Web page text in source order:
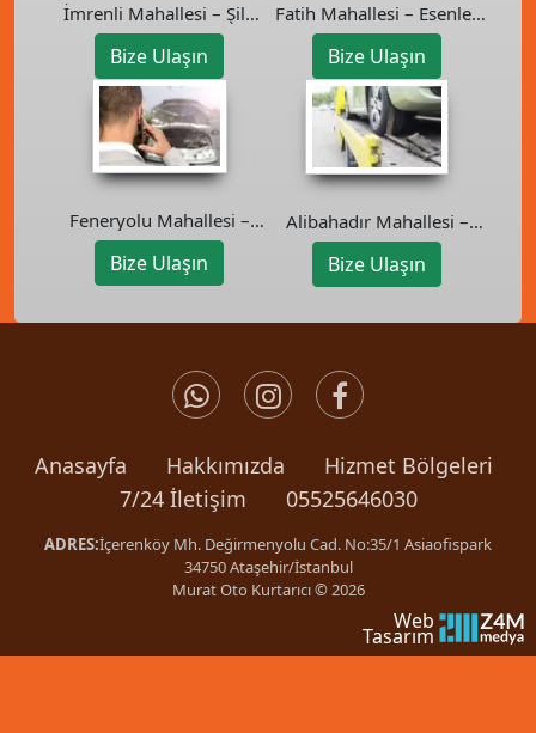
İmrenli Mahallesi – Şile
Oto Kurtarıcı
Bize Ulaşın
Fatih Mahallesi – Esenler
Oto Kurtarıcı
Bize Ulaşın
Feneryolu Mahallesi –
Kadıköy Oto Kurtarıcı
Bize Ulaşın
Alibahadır Mahallesi –
Beykoz Oto Kurtarıcı
Bize Ulaşın
Anasayfa Hakkımızda
Hizmet Bölgeleri
7/24 İletişim
05525646030
ADRES:İçerenköy Mh. Değirmenyolu Cad. No:35/1 Asiaofispark
34750 Ataşehir/İstanbul
Murat Oto Kurtarıcı © 2026
Web
Tasarım